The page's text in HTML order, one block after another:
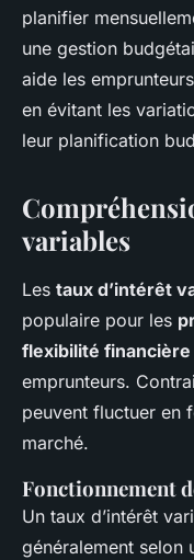
planifier
une gestion
aide les
en évitant les
leur planification
variables
Les taux d’intérêt
populaire pour les
flexibilité financière
emprunteurs.
peuvent fluctuer en
marché.
Fonctionnement
Un taux d’intérêt
généralement selon